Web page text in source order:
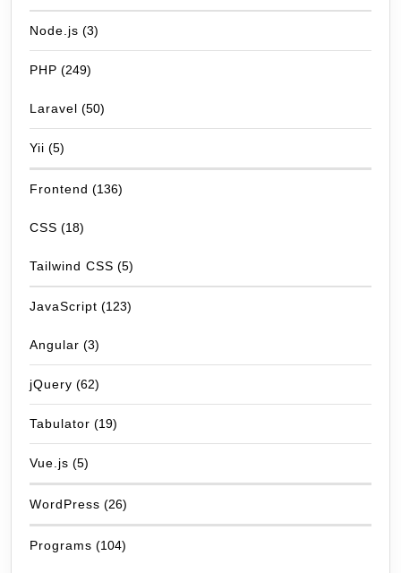
Node.js (3)
PHP (249)
Laravel (50)
Yii (5)
Frontend (136)
CSS (18)
Tailwind CSS (5)
JavaScript (123)
Angular (3)
jQuery (62)
Tabulator (19)
Vue.js (5)
WordPress (26)
Programs (104)